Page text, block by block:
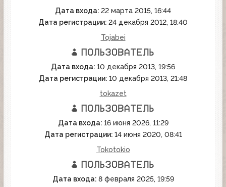
Дата входа: 22 марта 2015, 16:44
Дата регистрации: 24 декабря 2012, 18:40
Tojabei
Дата входа: 10 декабря 2013, 19:56
Дата регистрации: 10 декабря 2013, 21:48
tokazet
Дата входа: 16 июня 2026, 11:29
Дата регистрации: 14 июня 2020, 08:41
Tokotokio
Дата входа: 8 февраля 2025, 19:59